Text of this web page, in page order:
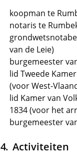
koopman te
notaris te
van de Leie)
burgemeester
lid Tweede
(voor West-
lid Kamer van
1834 (voor het
burgemeester
Activiteiten